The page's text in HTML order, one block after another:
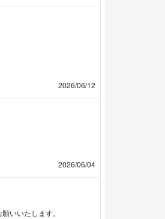
2026/06/12
2026/06/04
いいたします。